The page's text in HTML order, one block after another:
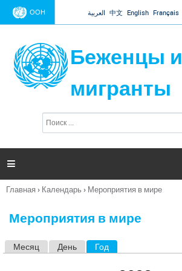
Jump to navigation
ООН العربية 中文 English Français
Беженцы и
мигранты
п
и

Вы
Главная › Календарь › Мероприятия в мире
Мероприятия в мире
Месяц День Год